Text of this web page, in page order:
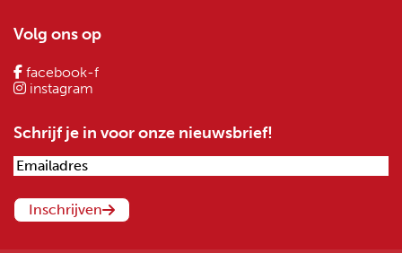
Volg ons op
facebook-f
instagram
Schrijf je in voor onze nieuwsbrief!